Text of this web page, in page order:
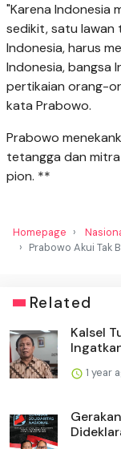
"Karena Indonesia
sedikit, satu lawan
Indonesia, harus
Indonesia, bangsa
pertikaian orang-
kata Prabowo.
Prabowo
tetangga dan
pion. **
Homepage
Prabowo Akui Tak
Related
Kalsel
1 year